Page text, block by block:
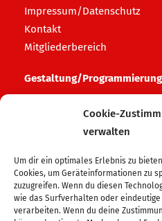
Cookie-
verwalten
Um dir ein optimales Erlebnis zu
Cookies, um Geräteinformationen zu
zuzugreifen. Wenn du diesen
wie das Surfverhalten oder
verarbeiten. Wenn du deine
Impressum/Datenschutz
Kontakt
Mitgliederbereich
Gestaltung/Programmierung
Login Admin
Folge uns auf